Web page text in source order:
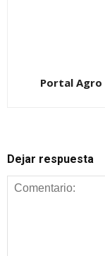
Portal Agro
Dejar respuesta